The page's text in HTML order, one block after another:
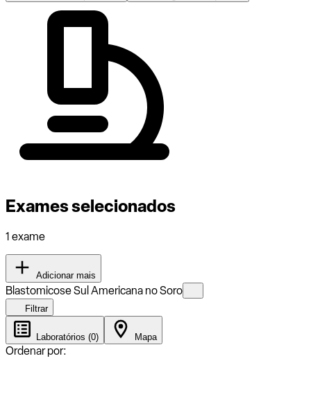
Exames selecionados
1 exame
Adicionar mais
Blastomicose Sul Americana no Soro
Filtrar
Laboratórios (0) Mapa
Ordenar por: